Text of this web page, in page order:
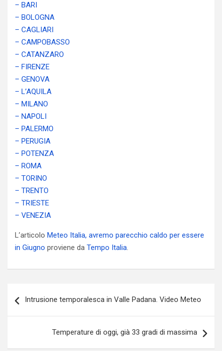
– BARI
– BOLOGNA
– CAGLIARI
– CAMPOBASSO
– CATANZARO
– FIRENZE
– GENOVA
– L’AQUILA
– MILANO
– NAPOLI
– PALERMO
– PERUGIA
– POTENZA
– ROMA
– TORINO
– TRENTO
– TRIESTE
– VENEZIA
L’articolo Meteo Italia, avremo parecchio caldo per essere
in Giugno proviene da Tempo Italia.
articoli
Intrusione temporalesca in Valle Padana. Video Meteo
Temperature di oggi, già 33 gradi di massima